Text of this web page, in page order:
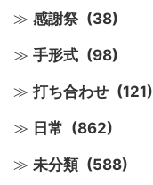
感謝祭 (38)
手形式 (98)
打ち合わせ (121)
日常 (862)
未分類 (588)